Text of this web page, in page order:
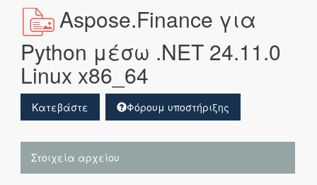
Aspose.Finance για
Python μέσω .NET 24.11.0
Linux x86_64
Κατεβάστε Φόρουμ υποστήριξης
Στοιχεία αρχείου